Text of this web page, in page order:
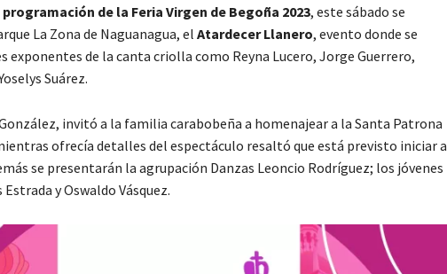
programación de la Feria Virgen de Begoña 2023, este sábado se
La Zona de Naguanagua, el Atardecer Llanero, evento donde se
exponentes de la canta criolla como Reyna Lucero, Jorge Guerrero,
Suárez.
invitó a la familia carabobeña a homenajear a la Santa Patrona
ofrecía detalles del espectáculo resaltó que está previsto iniciar a
se presentarán la agrupación Danzas Leoncio Rodríguez; los jóvenes
y Oswaldo Vásquez.